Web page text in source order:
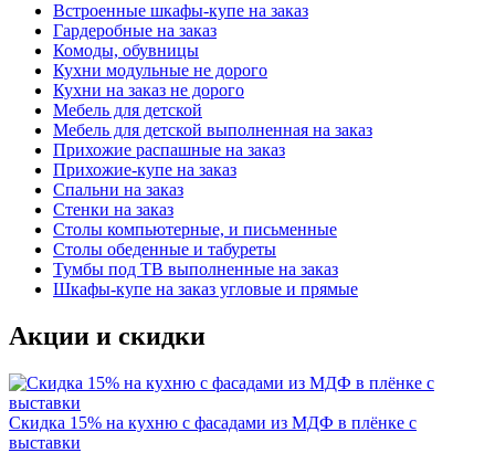
Встроенные шкафы-купе на заказ
Гардеробные на заказ
Комоды, обувницы
Кухни модульные не дорого
Кухни на заказ не дорого
Мебель для детской
Мебель для детской выполненная на заказ
Прихожие распашные на заказ
Прихожие-купе на заказ
Спальни на заказ
Стенки на заказ
Столы компьютерные, и письменные
Столы обеденные и табуреты
Тумбы под ТВ выполненные на заказ
Шкафы-купе на заказ угловые и прямые
Акции и скидки
Скидка 15% на кухню с фасадами из МДФ в плёнке с
выставки